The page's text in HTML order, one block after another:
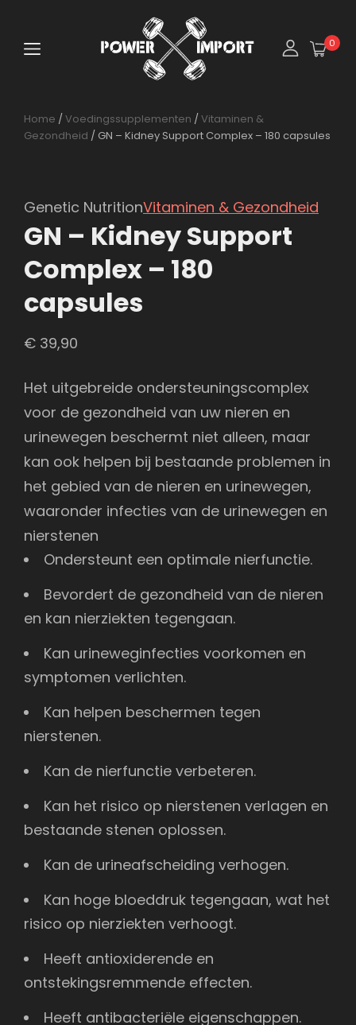
0
Home / Voedingssupplementen / Vitaminen &
Gezondheid / GN – Kidney Support Complex – 180 capsules
Genetic NutritionVitaminen & Gezondheid
GN – Kidney Support
Complex – 180
capsules
€ 39,90
Het uitgebreide ondersteuningscomplex
voor de gezondheid van uw nieren en
urinewegen beschermt niet alleen, maar
kan ook helpen bij bestaande problemen in
het gebied van de nieren en urinewegen,
waaronder infecties van de urinewegen en
nierstenen
Ondersteunt een optimale nierfunctie.
Bevordert de gezondheid van de nieren
en kan nierziekten tegengaan.
Kan urineweginfecties voorkomen en
symptomen verlichten.
Kan helpen beschermen tegen
nierstenen.
Kan de nierfunctie verbeteren.
Kan het risico op nierstenen verlagen en
bestaande stenen oplossen.
Kan de urineafscheiding verhogen.
Kan hoge bloeddruk tegengaan, wat het
risico op nierziekten verhoogt.
Heeft antioxiderende en
ontstekingsremmende effecten.
Heeft antibacteriële eigenschappen.